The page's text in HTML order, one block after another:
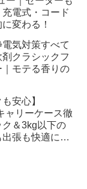
電式・コード
変わる！
電気対策すべて
クラシックフ
｜モテる香りの
安心】
ャリーケース徹
＆3kg以下の
張も快適に！